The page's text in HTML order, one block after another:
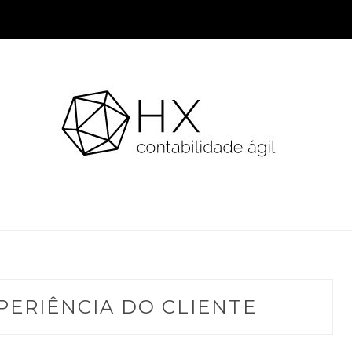
DO CLIENTE